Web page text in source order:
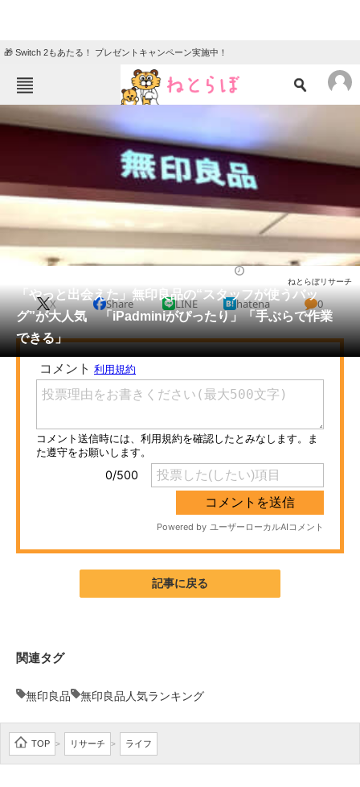
🎁 Switch 2もあたる！ プレゼントキャンペーン実施中！
ねとらぼメニュー
ニュース
クイズ
グルメ 地域
住まい
動物
会員記事
メディア
注目記事を集めた総合ページ
ITの今と未来を見通す
スマホと通信の最新トレンド
進化するPCとデバイスの未来
AI活用のいまが分かる
企業向けIT製品の総合サイト
「やっと出会えた」無印良品の“スタッフが使うバッ
グ”が大人気 「iPadminiがぴったり」「手ぶらで作業
できる」
ねとらぼリサーチ
X Share LINE hatena 0
記事に戻る
関連タグ
無印良品 無印良品人気ランキング
TOP > リサーチ > ライフ